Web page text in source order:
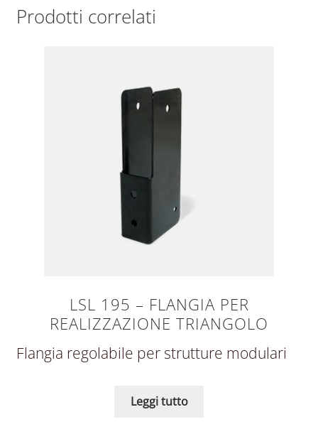
Prodotti correlati
LSL 195 – FLANGIA PER
REALIZZAZIONE TRIANGOLO
Flangia regolabile per strutture modulari
Leggi tutto